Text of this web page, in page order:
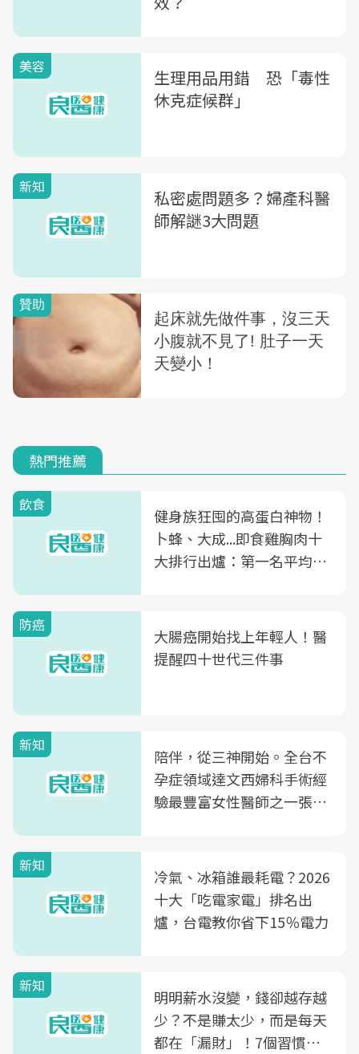
美容
生理用品用錯 恐「毒性
休克症候群」
新知
私密處問題多？婦產科醫
師解謎3大問題
熱門推薦
飲食
健身族狂囤的高蛋白神物！
卜蜂、大成...即食雞胸肉十
大排行出爐：第一名平均一
防癌
大腸癌開始找上年輕人！醫
提醒四十世代三件事
新知
陪伴，從三神開始。全台不
孕症領域達文西婦科手術經
驗最豐富女性醫師之一張永
光田醫院建構360度女性健
康照護生態圈
新知
冷氣、冰箱誰最耗電？2026
十大「吃電家電」排名出
爐，台電教你省下15％電力
新知
明明薪水沒變，錢卻越存越
少？不是賺太少，而是每天
都在「漏財」！7個習慣一